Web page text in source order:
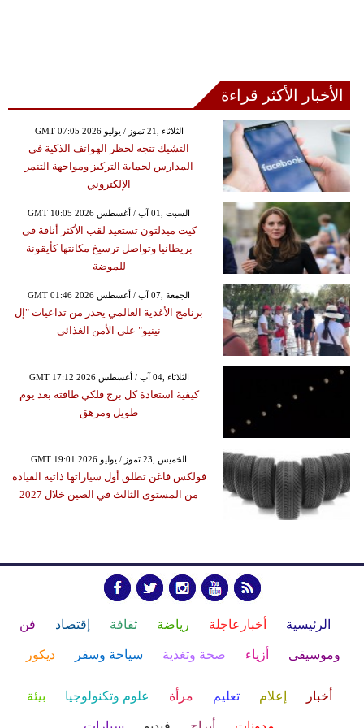
الأخبار الأكثر قراءة
GMT 07:05 2026 الثلاثاء ,21 تموز / يوليو
التشيك تتجه لحظر الهواتف الذكية في
المدارس لحماية التركيز ومواجهة التنمر
الإلكتروني
GMT 10:05 2026 السبت ,01 آب / أغسطس
كيت ميدلتون تستعيد لقب الأكثر أناقة في
بريطانيا وتواصل ترسيخ مكانتها كأيقونة
للموضة
GMT 01:46 2026 الجمعة ,07 آب / أغسطس
برنامج الأغذية العالمي يحذر من تداعيات "إل
نينيو" على الأمن الغذائي
GMT 17:12 2026 الثلاثاء ,04 آب / أغسطس
كيفية استعادة كل برج فلكي طاقته بعد يوم
طويل ومرهق
GMT 19:01 2026 الخميس ,23 تموز / يوليو
فولكس فاغن تطلق أول سياراتها ذاتية القيادة
من المستوى الثالث في الصين خلال 2027
الرئيسية أخبارعاجلة رياضة ثقافة إقتصاد فن
وموسيقى أزياء صحة وتغذية سياحة وسفر ديكور
أخبار إعلام تعليم مرأة علوم وتكنولوجيا بيئة